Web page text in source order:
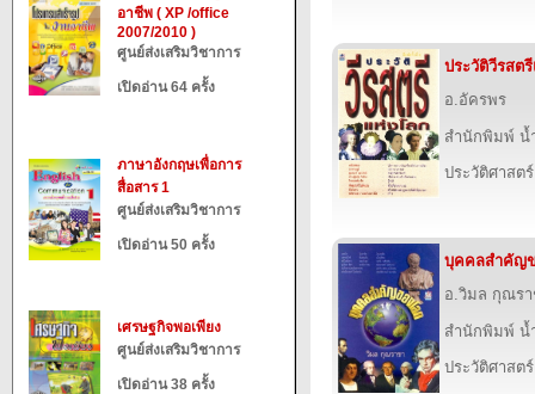
อาชีพ ( XP /office
2007/2010 )
ศูนย์ส่งเสริมวิชาการ
เปิดอ่าน 64 ครั้ง
ภาษาอังกฤษเพื่อการ
สื่อสาร 1
ศูนย์ส่งเสริมวิชาการ
เปิดอ่าน 50 ครั้ง
เศรษฐกิจพอเพียง
ศูนย์ส่งเสริมวิชาการ
เปิดอ่าน 38 ครั้ง
ประวัติวีรสต
อ.อัครพร
สำนักพิมพ์ น้
ประวัติศาสต
บุคคลสำคัญ
อ.วิมล กุณร
สำนักพิมพ์ น้
ประวัติศาสต